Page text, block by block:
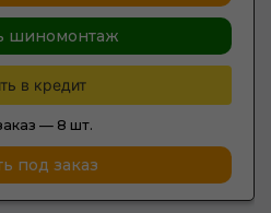
шиномонтаж
в кредит
— 8 шт.
под заказ